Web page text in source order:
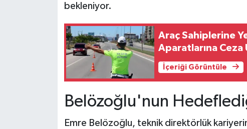
bekleniyor.
Araç Sahiplerine
Aparatlarına Ceza
İçeriği Görüntüle
Belözoğlu'nun
Emre Belözoğlu, teknik direktörlük